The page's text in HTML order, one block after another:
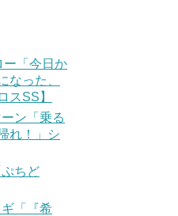
ー「今日か
なった、
スSS】
ン「乗る
れ！」シ
ちど
「『希